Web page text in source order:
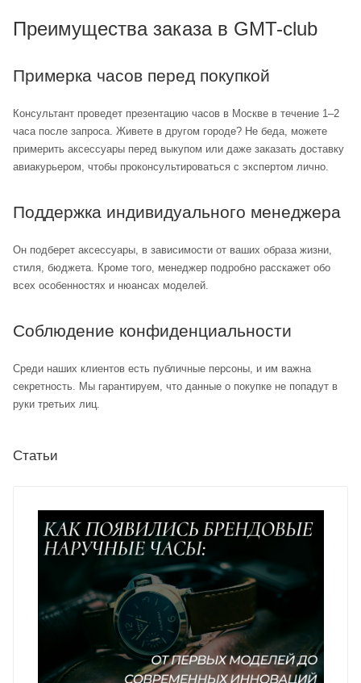
Преимущества заказа в GMT-club
Примерка часов перед покупкой
Консультант проведет презентацию часов в Москве в течение 1–2
часа после запроса. Живете в другом городе? Не беда, можете
примерить аксессуары перед выкупом или даже заказать доставку
авиакурьером, чтобы проконсультироваться с экспертом лично.
Поддержка индивидуального менеджера
Он подберет аксессуары, в зависимости от ваших образа жизни,
стиля, бюджета. Кроме того, менеджер подробно расскажет обо
всех особенностях и нюансах моделей.
Соблюдение конфиденциальности
Среди наших клиентов есть публичные персоны, и им важна
секретность. Мы гарантируем, что данные о покупке не попадут в
руки третьих лиц.
Статьи